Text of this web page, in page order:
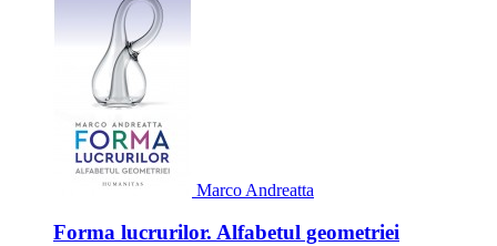
Marco Andreatta
Forma lucrurilor. Alfabetul geometriei